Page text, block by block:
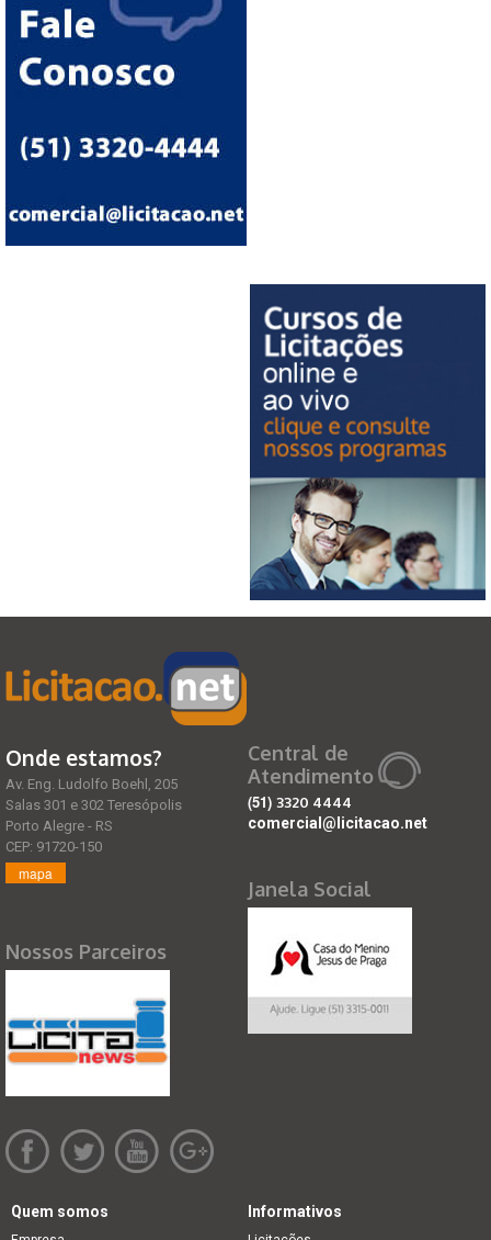
Onde estamos?
Av. Eng. Ludolfo Boehl, 205
Salas 301 e 302 Teresópolis
Porto Alegre - RS
CEP: 91720-150
mapa
Nossos Parceiros
Central de
Atendimento
(51) 3320 4444
comercial@licitacao.net
Janela Social
Quem somos Informativos